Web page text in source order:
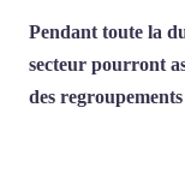
Pendant toute la
secteur pourront
des